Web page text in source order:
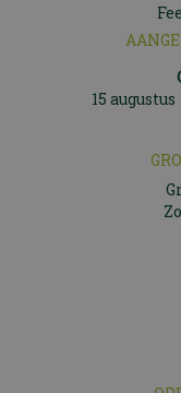
15 augustus